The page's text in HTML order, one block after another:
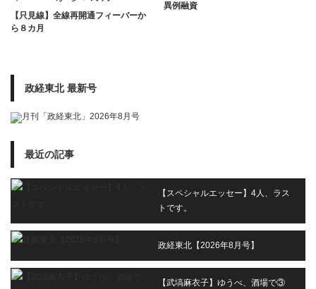
【只見線】全線再開通フィーバーか
ら８カ月
異例融資
政経東北 最新号
最近の記事
【スペシャルエッセー】4人、ラス
トです。
政経東北【2026年8月号】
【武塙麻衣子】ゆうべ、酒場で③